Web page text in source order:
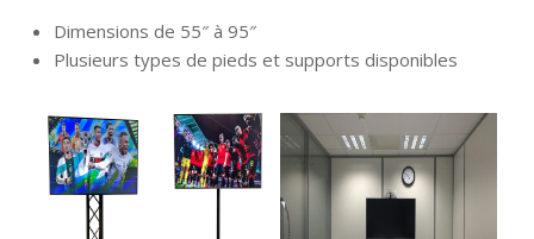
Dimensions de 55″ à 95″
Plusieurs types de pieds et supports disponibles